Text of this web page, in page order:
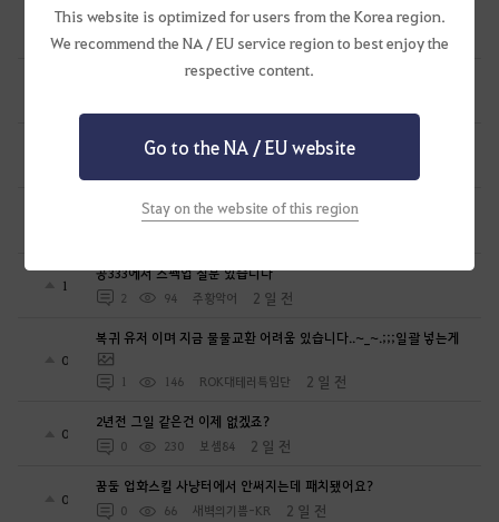
This website is optimized for users from the Korea region.
We recommend the NA / EU service region to best enjoy the
respective content.
Go to the NA / EU website
Stay on the website of this region
1
열받아서 변호사한테 전화했더니...
1 188 공짜안됨 1 일 전
펄업 남의 아이디어 훔치고 그냥 넘어갈줄 알았냐?
[항해일퀘]매일밤 10시10분 꿈속에서호로 같이가요
무량진경 대지서 제20경의 등장
1
공333에서 스펙업 질문 있습니다
2 94 주황악어 2 일 전
0
복귀 유저 이며 지금 물물교환 어려움 있습니다..~_~.;;;일괄 넣는게
1 146 ROK대테러특임단 2 일 전
0
2년전 그일 같은건 이제 없겠죠?
0 230 보셈84 2 일 전
0
꿈둠 업화스킬 사냥터에서 안써지는데 패치됐어요?
0 66 새벽의기쁨-KR 2 일 전